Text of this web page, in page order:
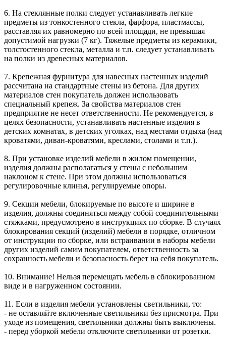
6. На стеклянные полки следует устанавливать легкие
предметы из тонкостенного стекла, фарфора, пластмассы,
расставляя их равномерно по всей площади, не превышая
допустимой нагрузки (7 кг). Тяжелые предметы из керамики,
толстостенного стекла, металла и т.п. следует устанавливать
на полки из древесных материалов.
7. Крепежная фурнитура для навесных настенных изделий
рассчитана на стандартные стены из бетона. Для других
материалов стен покупатель должен использовать
специальный крепеж. За свойства материалов стен
предприятие не несет ответственности. Не рекомендуется, в
целях безопасности, устанавливать настенные изделия в
детских комнатах, в детских уголках, над местами отдыха (над
кроватями, диван-кроватями, креслами, столами и т.п.).
8. При установке изделий мебели в жилом помещении,
изделия должны располагаться у стены с небольшим
наклоном к стене. При этом должны использоваться
регулировочные клинья, регулируемые опоры.
9. Секции мебели, блокируемые по высоте и ширине в
изделия, должны соединяться между собой соединительными
стяжками, предусмотрено в инструкциях по сборке. В случаях
блокирования секций (изделий) мебели в порядке, отличном
от инструкции по сборке, или встраивании в наборы мебели
других изделий самим покупателем, ответственность за
сохранность мебели и безопасность берет на себя покупатель.
10. Внимание! Нельзя перемещать мебель в сблокированном
виде и в нагруженном состоянии.
11. Если в изделия мебели установлены светильники, то:
- не оставляйте включенные светильники без присмотра. При
уходе из помещения, светильники должны быть выключены.
- перед уборкой мебели отключите светильники от розетки.